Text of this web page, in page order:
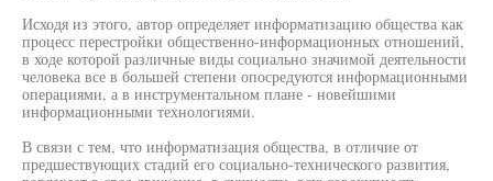
Исходя из этого, автор определяет информатизацию общества как
процесс перестройки общественно-информационных отношений,
в ходе которой различные виды социально значимой деятельности
человека все в большей степени опосредуются информационными
операциями, а в инструментальном плане - новейшими
информационными технологиями.
В связи с тем, что информатизация общества, в отличие от
предшествующих стадий его социально-технического развития,